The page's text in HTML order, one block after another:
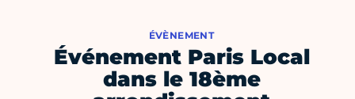
ÉVÈNEMENT
Événement Paris Local
dans le 18ème